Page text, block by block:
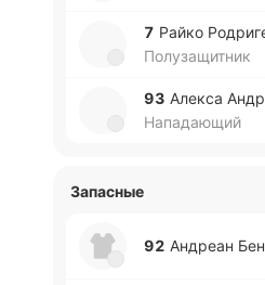
7 Райко
Полузащитник
93 Алекса
Нападающий
Запасные
92 Андреан